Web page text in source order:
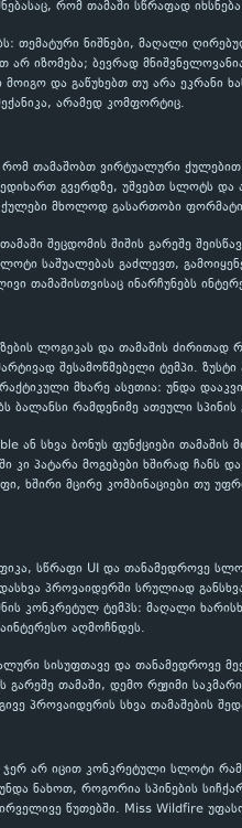
რომ თამაში სწრაფად
თემატური ნიშნები, მაღალი
იზომება; ბევრად
და გაწუხებთ თუ არა ეკრანი
არამედ კომფორტიც.
რომ თამაშობთ ვირტუალური
გვერდზე, უშვებთ სლოტს და
ქულები მხოლოდ გასართობი
შეცდომის შიშის გარეშე
საშუალებას გაძლევთ,
თამაშისთვისაც ინარჩუნებს
ლოგიკას და თამაშის ძირითად
შესამოწმებელი ტემპი.
მხარე ასეთია: უნდა
რამდენიმე ათეული სპინის
სხვა ბონუს ფუნქციები თამაშის
პატარა მოგებები ხშირად ჩანს
ხშირი მცირე კომბინაციები თუ
სწრაფი UI და თანამედროვე
პროვაიდერში სრულიად
კონკრეტულ ტემპს: მაღალი
აღმოჩნდეს.
სისუფთავე და თანამედროვე
თამაში, დემო რეჟიმი
პროვაიდერის სხვა თამაშების
ჯერ არ იცით კონკრეტული სლოტი
ნახოთ, როგორია სპინების
წუთებში. Miss Wildfire